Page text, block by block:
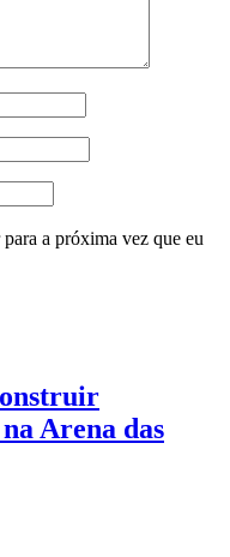
a próxima vez que eu
Arena das